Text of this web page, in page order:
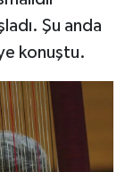
Şu anda
konuştu.